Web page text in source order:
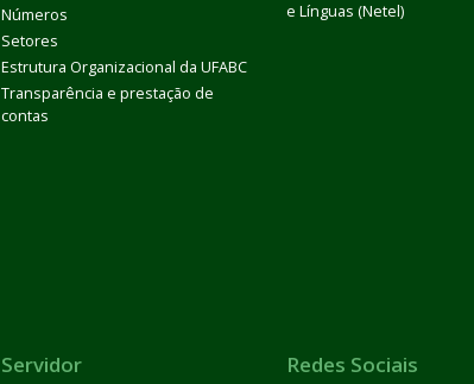
Números
Setores
Estrutura Organizacional da UFABC
Transparência e prestação de
contas
e Línguas (Netel)
Servidor Redes Sociais